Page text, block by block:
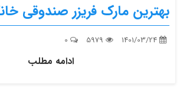
بهترین مارک فریزر صندوقی
ادامه مطلب